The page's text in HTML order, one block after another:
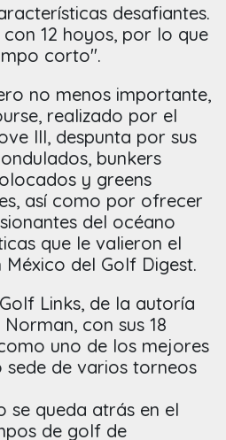
desafiantes.
12 hoyos, por lo que
corto".
no menos importante,
realizado por el
III, despunta por sus
bunkers
y greens
así como por ofrecer
del océano
que le valieron el
México del Golf Digest.
Links, de la autoría
con sus 18
uno de los mejores
sede de varios torneos
se queda atrás en el
de golf de